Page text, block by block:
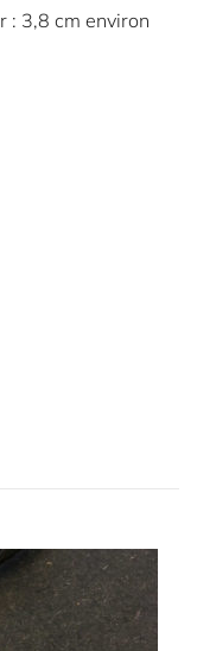
: 3,8 cm environ